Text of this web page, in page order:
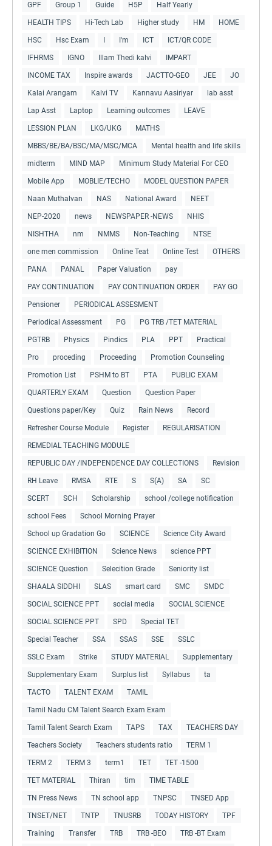
GPF Group 1 Guide H5P Half Yearly
HEALTH TIPS Hi-Tech Lab Higher study HM HOME
HSC Hsc Exam I'm ICT ICT/QR CODE
IFHRMS IGNO Illam Thedi kalvi IMPART
INCOME TAX Inspire awards JACTTO-GEO JEE JO
Kalai Arangam Kalvi TV Kannavu Aasiriyar lab asst
Lap Asst Laptop Learning outcomes LEAVE
LESSION PLAN LKG/UKG MATHS
MBBS/BE/BA/BSC/MA/MSC/MCA Mental health and life skills
midterm MIND MAP Minimum Study Material For CEO
Mobile App MOBLIE/TECHO MODEL QUESTION PAPER
Naan Muthalvan NAS National Award NEET
NEP-2020 news NEWSPAPER -NEWS NHIS
NISHTHA nm NMMS Non-Teaching NTSE
one men commission Online Teat Online Test OTHERS
PANA PANAL Paper Valuation pay
PAY CONTINUATION PAY CONTINUATION ORDER PAY GO
Pensioner PERIODICAL ASSESMENT
Periodical Assessment PG PG TRB /TET MATERIAL
PGTRB Physics Pindics PLA PPT Practical
Pro proceding Proceeding Promotion Counseling
Promotion List PSHM to BT PTA PUBLIC EXAM
QUARTERLY EXAM Question Question Paper
Questions paper/Key Quiz Rain News Record
Refresher Course Module Register REGULARISATION
REMEDIAL TEACHING MODULE
REPUBLIC DAY /INDEPENDENCE DAY COLLECTIONS Revision
RH Leave RMSA RTE S S(A) SA SC
SCERT SCH Scholarship school /college notification
school Fees School Morning Prayer
School up Gradation Go SCIENCE Science City Award
SCIENCE EXHIBITION Science News science PPT
SCIENCE Question Selecition Grade Seniority list
SHAALA SIDDHI SLAS smart card SMC SMDC
SOCIAL SCIENCE PPT social media SOCIAL SCIENCE
SOCIAL SCIENCE PPT SPD Special TET
Special Teacher SSA SSAS SSE SSLC
SSLC Exam Strike STUDY MATERIAL Supplementary
Supplementary Exam Surplus list Syllabus ta
TACTO TALENT EXAM TAMIL
Tamil Nadu CM Talent Search Exam Exam
Tamil Talent Search Exam TAPS TAX TEACHERS DAY
Teachers Society Teachers students ratio TERM 1
TERM 2 TERM 3 term1 TET TET -1500
TET MATERIAL Thiran tim TIME TABLE
TN Press News TN school app TNPSC TNSED App
TNSET/NET TNTP TNUSRB TODAY HISTORY TPF
Training Transfer TRB TRB -BEO TRB -BT Exam